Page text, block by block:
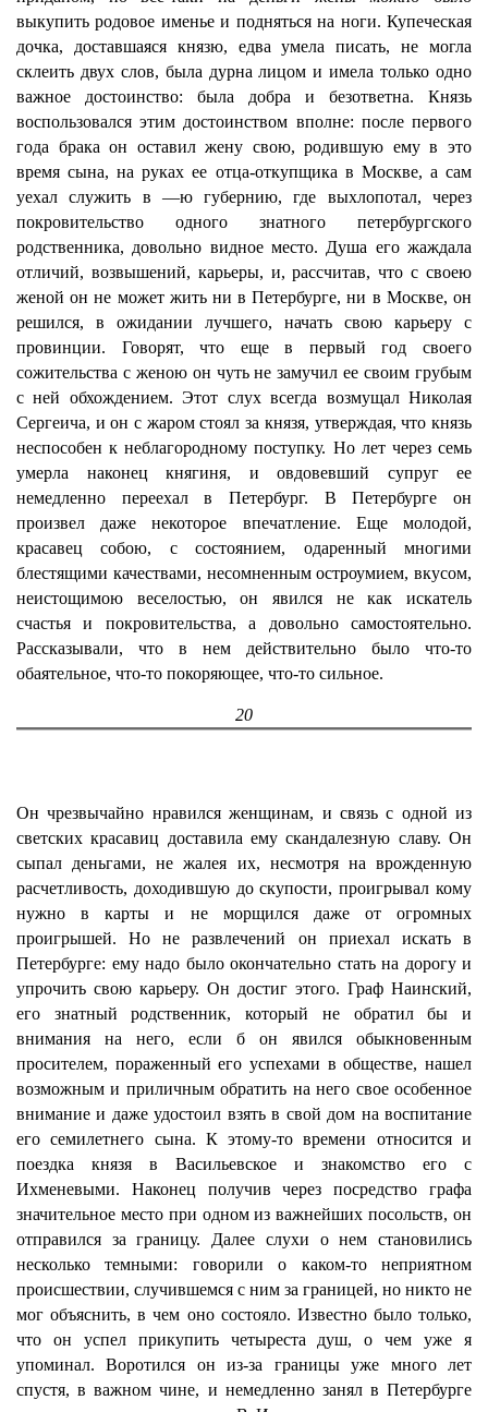
выкупить родовое именье и подняться на ноги. Купеческая
дочка, доставшаяся князю, едва умела писать, не могла
склеить двух слов, была дурна лицом и имела только одно
важное достоинство: была добра и безответна. Князь
воспользовался этим достоинством вполне: после первого
года брака он оставил жену свою, родившую ему в это
время сына, на руках ее отца-откупщика в Москве, а сам
уехал служить в —ю губернию, где выхлопотал, через
покровительство одного знатного петербургского
родственника, довольно видное место. Душа его жаждала
отличий, возвышений, карьеры, и, рассчитав, что с своею
женой он не может жить ни в Петербурге, ни в Москве, он
решился, в ожидании лучшего, начать свою карьеру с
провинции. Говорят, что еще в первый год своего
сожительства с женою он чуть не замучил ее своим грубым
с ней обхождением. Этот слух всегда возмущал Николая
Сергеича, и он с жаром стоял за князя, утверждая, что князь
неспособен к неблагородному поступку. Но лет через семь
умерла наконец княгиня, и овдовевший супруг ее
немедленно переехал в Петербург. В Петербурге он
произвел даже некоторое впечатление. Еще молодой,
красавец собою, с состоянием, одаренный многими
блестящими качествами, несомненным остроумием, вкусом,
неистощимою веселостью, он явился не как искатель
счастья и покровительства, а довольно самостоятельно.
Рассказывали, что в нем действительно было что-то
обаятельное, что-то покоряющее, что-то сильное.
20
Он чрезвычайно нравился женщинам, и связь с одной из
светских красавиц доставила ему скандалезную славу. Он
сыпал деньгами, не жалея их, несмотря на врожденную
расчетливость, доходившую до скупости, проигрывал кому
нужно в карты и не морщился даже от огромных
проигрышей. Но не развлечений он приехал искать в
Петербурге: ему надо было окончательно стать на дорогу и
упрочить свою карьеру. Он достиг этого. Граф Наинский,
его знатный родственник, который не обратил бы и
внимания на него, если б он явился обыкновенным
просителем, пораженный его успехами в обществе, нашел
возможным и приличным обратить на него свое особенное
внимание и даже удостоил взять в свой дом на воспитание
его семилетнего сына. К этому-то времени относится и
поездка князя в Васильевское и знакомство его с
Ихменевыми. Наконец получив через посредство графа
значительное место при одном из важнейших посольств, он
отправился за границу. Далее слухи о нем становились
несколько темными: говорили о каком-то неприятном
происшествии, случившемся с ним за границей, но никто не
мог объяснить, в чем оно состояло. Известно было только,
что он успел прикупить четыреста душ, о чем уже я
упоминал. Воротился он из-за границы уже много лет
спустя, в важном чине, и немедленно занял в Петербурге